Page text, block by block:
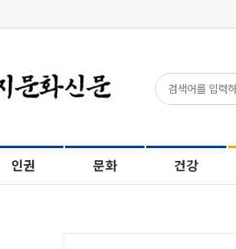
인권 문화 건강